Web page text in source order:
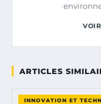
ARTICLES
INNOVATION ET